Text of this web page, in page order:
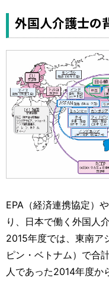
外国人介護士の
EPA（経済連携協定）
り、日本で働く外国人
2015年度では、東南ア
ピン・ベトナム）で合
人であった2014年度か